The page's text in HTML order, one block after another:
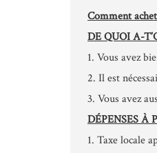
Comment
DE QUOI A-
1. Vous avez
2. Il est
3. Vous avez
DÉPENSES À
1. Taxe locale